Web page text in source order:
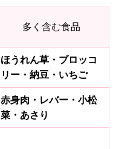
多く含む食品
ほうれん草・ブロッコ
リー・納豆・いちご
赤身肉・レバー・小松
菜・あさり